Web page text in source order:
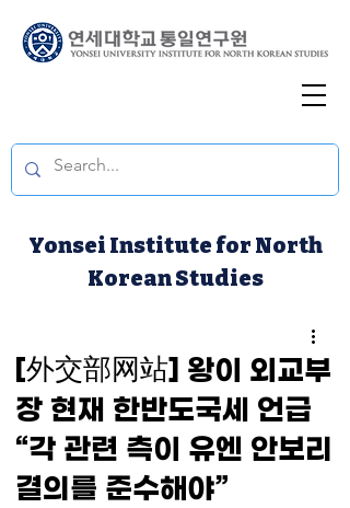
Yonsei Institute for North
Korean Studies
[外交部网站] 왕이 외교부
장 현재 한반도국세 언급
“각 관련 측이 유엔 안보리
결의를 준수해야”